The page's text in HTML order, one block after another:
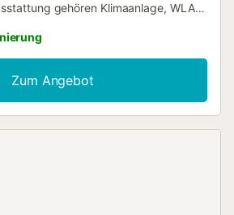
gehören Klimaanlage, WLAN
und Zugang zu einem
Genießen Sie den
und Ihre eigene private, nicht
Der gemeinschaftliche Außenpool
ein. Die Unterkunft liegt
Zum Angebot